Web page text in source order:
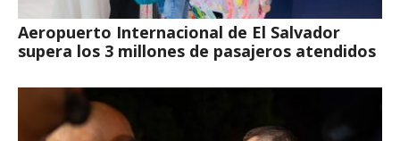
Aeropuerto Internacional de El Salvador
supera los 3 millones de pasajeros atendidos